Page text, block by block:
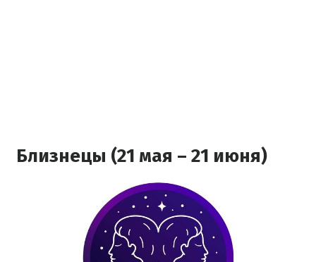
Близнецы (21 мая – 21 июня)